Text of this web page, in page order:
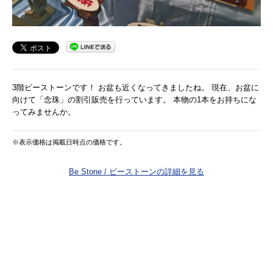
3階ビーストーンです！ お盆も近くなってきましたね。 現在、お盆に
向けて「念珠」の割引販売を行っています。 本物の1本をお持ちにな
ってみませんか。
※表示価格は掲載日時点の価格です。
Be Stone / ビーストーンの詳細を見る